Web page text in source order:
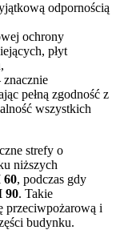
odpornością
ochrony
płyt
znacznie
pełną zgodność z
wszystkich
strefy o
niższych
60, podczas gdy
90. Takie
przeciwpożarową i
budynku.